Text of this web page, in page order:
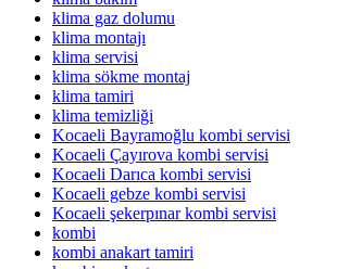
klima gaz dolumu
klima montajı
klima servisi
klima sökme montaj
klima tamiri
klima temizliği
Kocaeli Bayramoğlu kombi servisi
Kocaeli Çayırova kombi servisi
Kocaeli Darıca kombi servisi
Kocaeli gebze kombi servisi
Kocaeli şekerpınar kombi servisi
kombi
kombi anakart tamiri